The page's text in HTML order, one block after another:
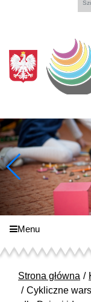
Menu
Strona główna
Cykliczne